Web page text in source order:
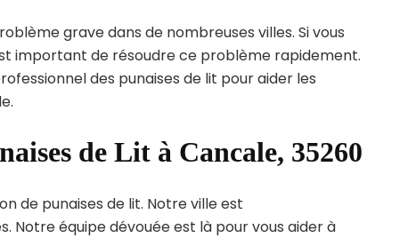
grave dans de nombreuses villes. Si vous
important de résoudre ce problème rapidement.
des punaises de lit pour aider les
de Lit à Cancale, 35260
de punaises de lit. Notre ville est
Notre équipe dévouée est là pour vous aider à